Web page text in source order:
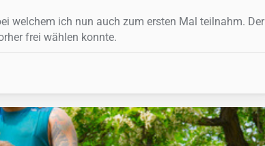
welchem ich nun auch zum ersten Mal teilnahm. Der
frei wählen konnte.